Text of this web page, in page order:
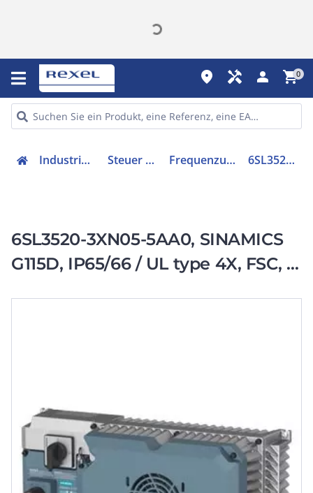
place handyman person shopping_cart0
Industriekomponenten Steuer & Regelgeräte Frequenzumrichter =< 1 kV 6SL35203XN055AA0
6SL3520-3XN05-5AA0, SINAMICS
G115D, IP65/66 / UL type 4X, FSC, 3